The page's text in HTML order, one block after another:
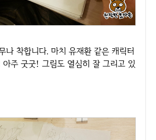
나 착합니다. 마치 유재환 같은 캐릭터
아주 굿굿! 그림도 열심히 잘 그리고 있